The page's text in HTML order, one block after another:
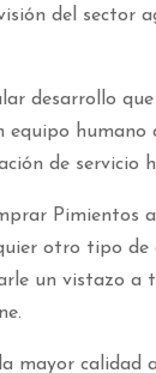
del sector
desarrollo
equipo humano
de servicio
Pimientos
otro tipo de
un vistazo a
mayor calidad